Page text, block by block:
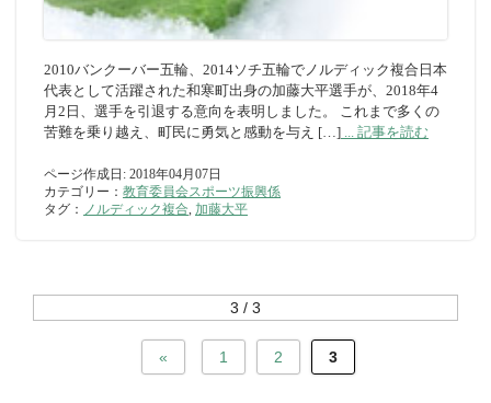
2010バンクーバー五輪、2014ソチ五輪でノルディック複合日本
代表として活躍された和寒町出身の加藤大平選手が、2018年4
月2日、選手を引退する意向を表明しました。 これまで多くの
苦難を乗り越え、町民に勇気と感動を与え […] ... 記事を読む
ページ作成日: 2018年04月07日
カテゴリー： 教育委員会スポーツ振興係
タグ：
ノルディック複合 加藤大平
3 / 3
« 1 2 3